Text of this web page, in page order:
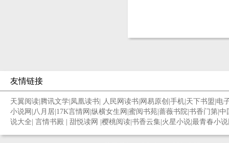
友情链接
天翼阅读 腾讯文学 凤凰读书 人民网读书 网易原创 手机 天下书盟 电
小说网 八月居 17K言情网 纵横女生网 蜜阅书苑 蔷薇书院 书香门第 中
说大全 言情书殿 甜悦读网 樱桃阅读 书香云集 火星小说 最青春小